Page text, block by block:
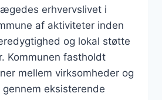
erhvervslivet i
af aktiviteter inden
og lokal støtte
Kommunen fastholdt
mellem virksomheder og
eksisterende